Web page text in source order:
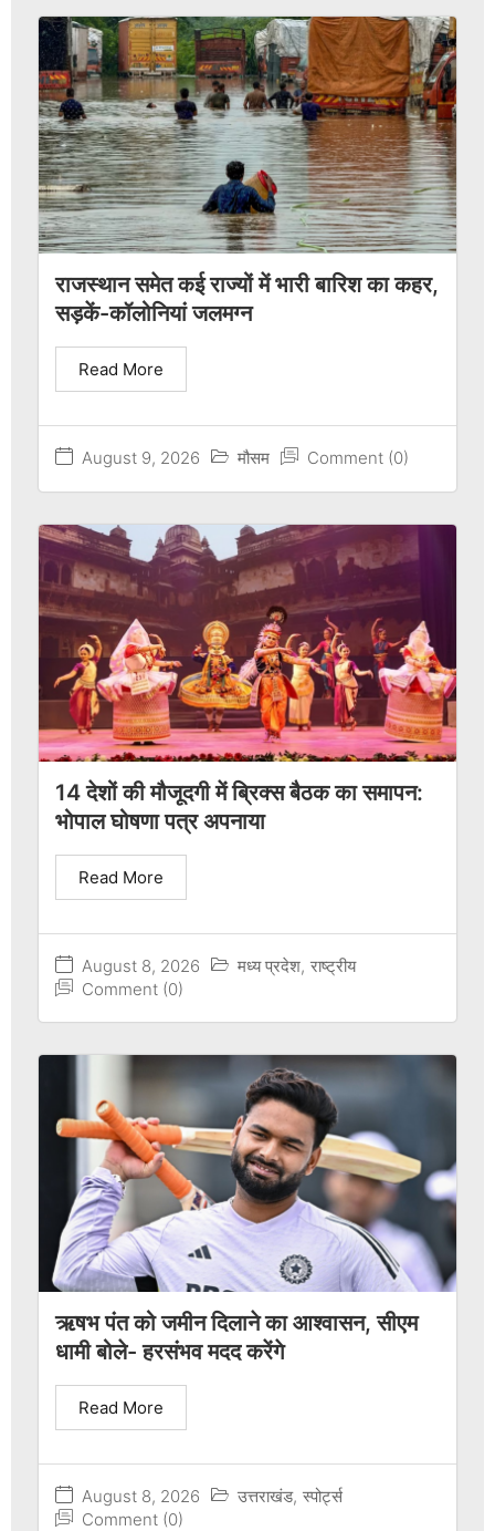
राजस्थान समेत कई राज्यों में भारी बारिश का कहर,
सड़कें-कॉलोनियां जलमग्न
August 9, 2026 मौसम Comment (0)
Read More
14 देशों की मौजूदगी में ब्रिक्स बैठक का समापन:
भोपाल घोषणा पत्र अपनाया
August 8, 2026 मध्य प्रदेश, राष्ट्रीय
Comment (0)
Read More
ऋषभ पंत को जमीन दिलाने का आश्वासन, सीएम
धामी बोले- हरसंभव मदद करेंगे
August 8, 2026 उत्तराखंड, स्पोर्ट्स
Comment (0)
Read More